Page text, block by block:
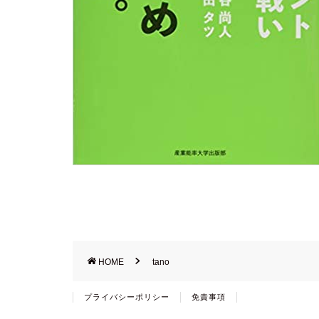
HOME tano
プライバシーポリシー 免責事項